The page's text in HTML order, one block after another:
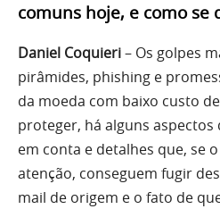
comuns hoje, e como se
Daniel Coquieri– Os golpes
pirâmides, phishing e
da moeda com baixo custo
proteger, há alguns
em conta e detalhes que, se
atenção, conseguem fugir
mail de origem e o fato de